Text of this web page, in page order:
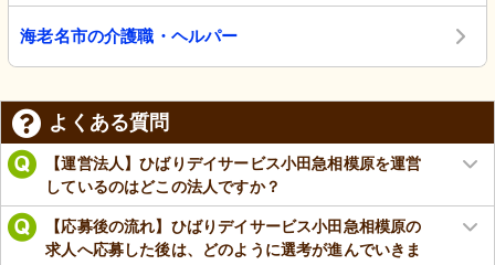
海老名市の介護職・ヘルパー
よくある質問
【運営法人】ひばりデイサービス小田急相模原を運営
しているのはどこの法人ですか？
【応募後の流れ】ひばりデイサービス小田急相模原の
求人へ応募した後は、どのように選考が進んでいきま